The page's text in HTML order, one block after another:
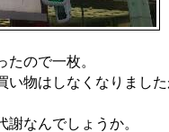
ので一枚。
い物はしなくなりまし
謝なんでしょうか。